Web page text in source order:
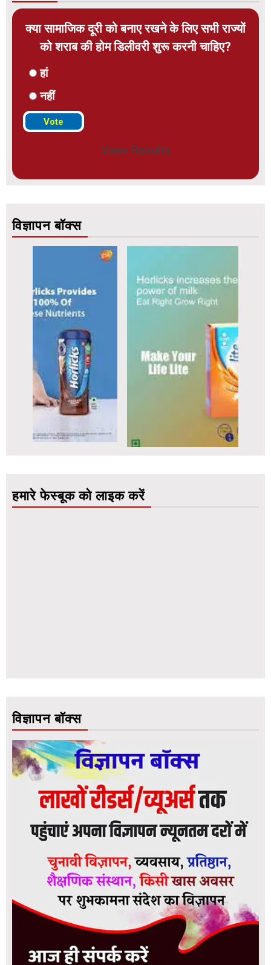
क्या सामाजिक दूरी को बनाए रखने के लिए सभी राज्यों
को शराब की होम डिलीवरी शुरू करनी चाहिए?
हां
नहीं
View Results
विज्ञापन बॉक्स
हमारे फेस्बूक को लाइक करें
विज्ञापन बॉक्स